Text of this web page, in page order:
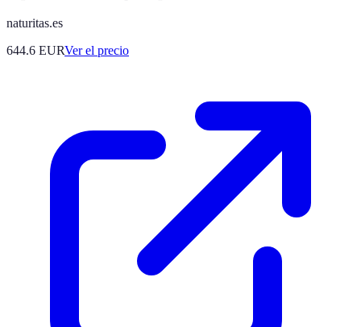
naturitas.es
644.6 EURVer el precio